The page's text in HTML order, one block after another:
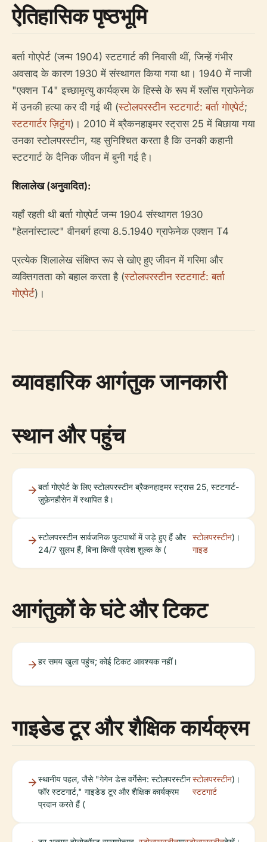
ऐतिहासिक पृष्ठभूमि
बर्ता गोएपेर्ट (जन्म 1904) स्टटगार्ट की निवासी थीं, जिन्हें गंभीर
अवसाद के कारण 1930 में संस्थागत किया गया था। 1940 में नाजी
"एक्शन T4" इच्छामृत्यु कार्यक्रम के हिस्से के रूप में श्लॉस ग्राफेनेक
में उनकी हत्या कर दी गई थी (स्टोलपरस्टीन स्टटगार्ट: बर्ता गोएपेर्ट;
स्टटगार्टर ज़िटुंग)। 2010 में ब्रैकनहाइमर स्ट्रास 25 में बिछाया गया
उनका स्टोलपरस्टीन, यह सुनिश्चित करता है कि उनकी कहानी
स्टटगार्ट के दैनिक जीवन में बुनी गई है।
शिलालेख (अनुवादित):
यहाँ रहती थी बर्ता गोएपेर्ट जन्म 1904 संस्थागत 1930
"हेलनांस्टाल्ट" वीनबर्ग हत्या 8.5.1940 ग्राफेनेक एक्शन T4
प्रत्येक शिलालेख संक्षिप्त रूप से खोए हुए जीवन में गरिमा और
व्यक्तिगतता को बहाल करता है (स्टोलपरस्टीन स्टटगार्ट: बर्ता
गोएपेर्ट)।
व्यावहारिक आगंतुक जानकारी
स्थान और पहुंच
बर्ता गोएपेर्ट के लिए स्टोलपरस्टीन ब्रैकनहाइमर स्ट्रास 25, स्टटगार्ट-
ज़ुफ़ेनहौसेन में स्थापित है।
स्टोलपरस्टीन सार्वजनिक फुटपाथों में जड़े हुए हैं और
24/7 सुलभ हैं, बिना किसी प्रवेश शुल्क के (
स्टोलपरस्टीन
गाइड
)।
आगंतुकों के घंटे और टिकट
हर समय खुला पहुंच; कोई टिकट आवश्यक नहीं।
गाइडेड टूर और शैक्षिक कार्यक्रम
स्थानीय पहल, जैसे "गेगेन डेस वर्गेसेन: स्टोलपरस्टीन
फॉर स्टटगार्ट," गाइडेड टूर और शैक्षिक कार्यक्रम
प्रदान करते हैं (
स्टोलपरस्टीन
स्टटगार्ट
)।